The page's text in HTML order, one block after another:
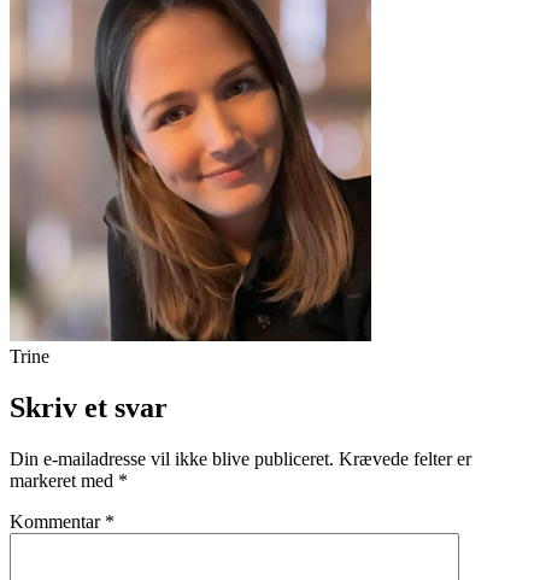
Trine
Skriv et svar
Din e-mailadresse vil ikke blive publiceret. Krævede felter er
markeret med *
Kommentar *